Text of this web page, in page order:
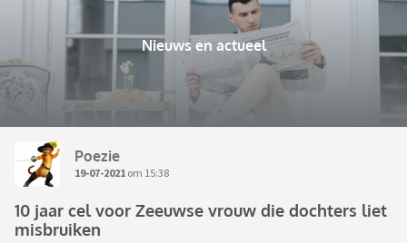
Nieuws en actueel
Poezie
19-07-2021 om 15:38
10 jaar cel voor Zeeuwse vrouw die dochters liet
misbruiken